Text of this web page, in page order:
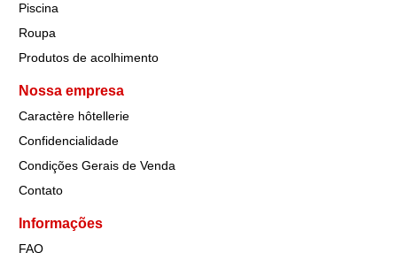
Piscina
Roupa
Produtos de acolhimento
Nossa empresa
Caractère hôtellerie
Confidencialidade
Condições Gerais de Venda
Contato
Informações
FAQ